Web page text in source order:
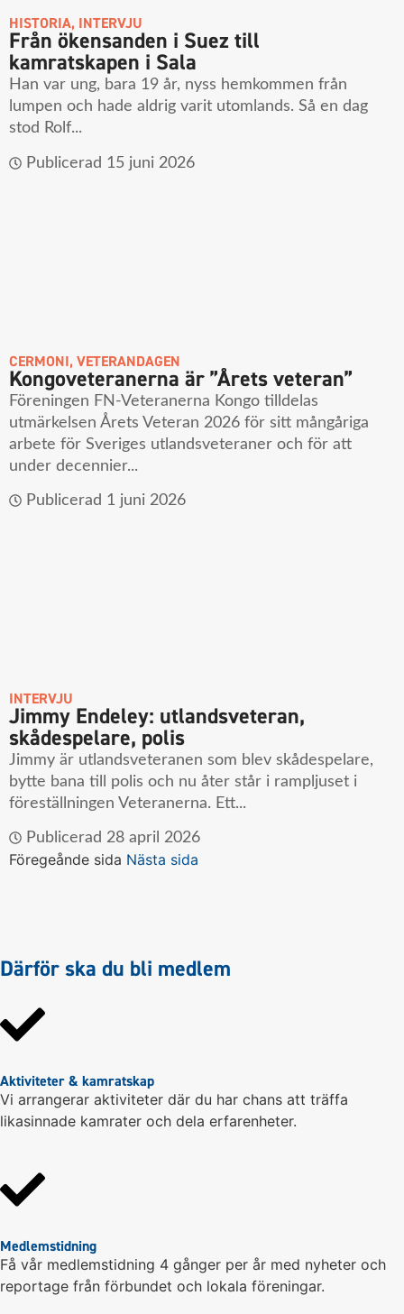
HISTORIA, INTERVJU
Från ökensanden i Suez till
kamratskapen i Sala
Han var ung, bara 19 år, nyss hemkommen från
lumpen och hade aldrig varit utomlands. Så en dag
stod Rolf...
Publicerad 15 juni 2026
CERMONI, VETERANDAGEN
Kongoveteranerna är ”Årets veteran”
Föreningen FN-Veteranerna Kongo tilldelas
utmärkelsen Årets Veteran 2026 för sitt mångåriga
arbete för Sveriges utlandsveteraner och för att
under decennier...
Publicerad 1 juni 2026
INTERVJU
Jimmy Endeley: utlandsveteran,
skådespelare, polis
Jimmy är utlandsveteranen som blev skådespelare,
bytte bana till polis och nu åter står i rampljuset i
föreställningen Veteranerna. Ett...
Publicerad 28 april 2026
Föregeånde sida Nästa sida
Därför ska du bli medlem
Aktiviteter & kamratskap
Vi arrangerar aktiviteter där du har chans att träffa
likasinnade kamrater och dela erfarenheter.
Medlemstidning
Få vår medlemstidning 4 gånger per år med nyheter och
reportage från förbundet och lokala föreningar.